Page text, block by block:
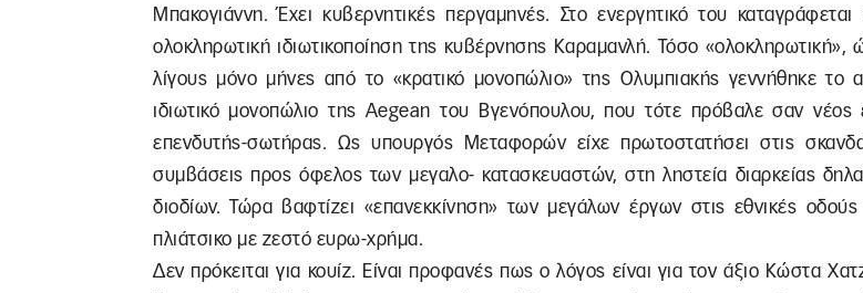
Μπακογιάννη. Έχει κυβερνητικές περγαμηνές. Στο ενεργητικό του
ολοκληρωτική ιδιωτικοποίηση της κυβέρνησης Καραμανλή. Τόσο «ολοκληρωτική»,
λίγους μόνο μήνες από το «κρατικό μονοπώλιο» της Ολυμπιακής γεννήθηκε το
ιδιωτικό μονοπώλιο της Aegean του Βγενόπουλου, που τότε πρόβαλε σαν νέος
επενδυτής-σωτήρας. Ως υπουργός Μεταφορών είχε πρωτοστατήσει στις
συμβάσεις προς όφελος των μεγαλο- κατασκευαστών, στη ληστεία διαρκείας
διοδίων. Τώρα βαφτίζει «επανεκκίνηση» των μεγάλων έργων στις εθνικές
πλιάτσικο με ζεστό ευρω-χρήμα.
Δεν πρόκειται για κουίζ. Είναι προφανές πως ο λόγος είναι για τον άξιο Κώστα